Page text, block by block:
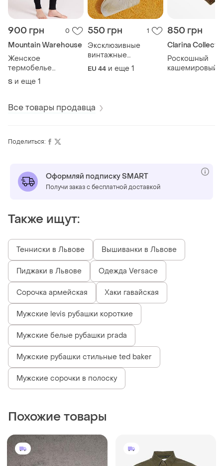
900 грн 0
Mountain Warehouse
Женское
термобелье
mountain warehouse
merino термоштаны
шерсти термо белье
термо брюки m
S и еще 1
550 грн 1
Эксклюзивные
винтажные
итальянские
мужские носки club
EU 44 и еще 1
850 грн
Clarina
Роскошный
кашемировый
Все товары продавца
Поделиться:
Оформляй подписку SMART
Получи заказ с бесплатной доставкой
Также ищут:
Тенниски в Львове Вышиванки в Львове
Пиджаки в Львове Одежда Versace
Сорочка армейская Хаки гавайская
Мужские levis рубашки короткие
Мужские белые рубашки prada
Мужские рубашки стильные ted baker
Мужские сорочки в полоску
Похожие товары